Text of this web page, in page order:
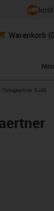
Warenkorb
Telegaertner RJ45